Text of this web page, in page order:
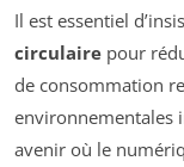
Il est essentiel
circulaire pour
de consommation
environnementales
avenir où le